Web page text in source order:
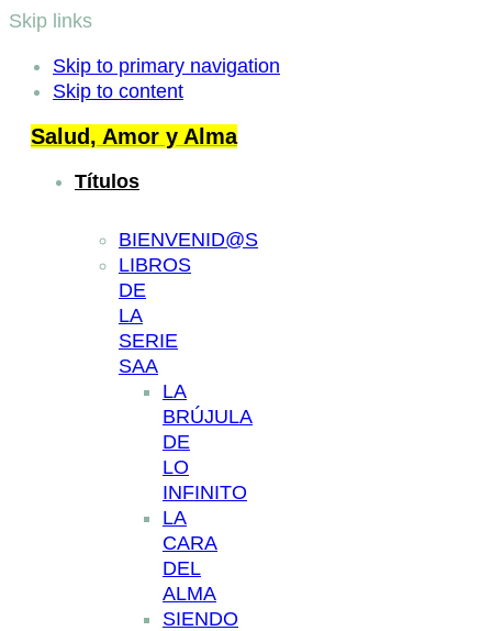
Skip links
Skip to primary navigation
Skip to content
Salud, Amor y Alma
Títulos
BIENVENID@S
LIBROS
DE
LA
SERIE
SAA
LA
BRÚJULA
DE
LO
INFINITO
LA
CARA
DEL
ALMA
SIENDO